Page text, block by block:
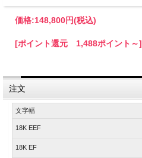
価格:148,800円(税込)
[ポイント還元 1,488ポイント～]
注文
文字幅
18K EEF
18K EF